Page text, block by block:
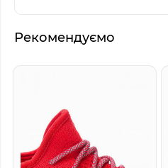
Рекомендуємо